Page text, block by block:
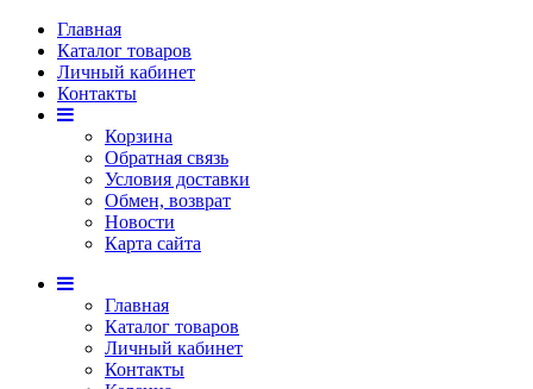
Главная
Каталог товаров
Личный кабинет
Контакты
Корзина
Обратная связь
Условия доставки
Обмен, возврат
Новости
Карта сайта
Главная
Каталог товаров
Личный кабинет
Контакты